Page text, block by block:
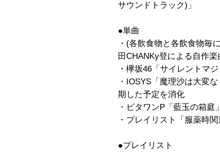
サウンドトラック)」
●単曲
・(各飲食物と各飲食物毎
田CHANKy登による自作楽
・欅坂46「サイレントマ
・IOSYS「魔理沙は大変
期した予定を消化
・ビタワンP「藍玉の箱
・プレイリスト「服薬時
●プレイリスト